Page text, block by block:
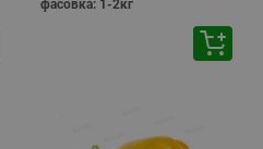
фасовка: 1-2кг